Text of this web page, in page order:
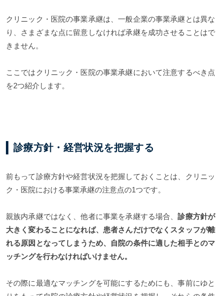
クリニック・医院の事業承継は、一般企業の事業承継とは異な
り、さまざまな点に留意しなければ承継を成功させることはで
きません。
ここではクリニック・医院の事業承継において注意するべき点
を2つ紹介します。
診療方針・経営状況を把握する
前もって診療方針や経営状況を把握しておくことは、クリニッ
ク・医院における事業承継の注意点の1つです。
親族内承継ではなく、他者に事業を承継する場合、診療方針が
大きく変わることになれば、患者さんだけでなくスタッフが離
れる原因となってしまうため、自院の条件に適した相手とのマ
ッチングを行わなければいけません。
その際に最適なマッチングを可能にするためにも、事前にゆと